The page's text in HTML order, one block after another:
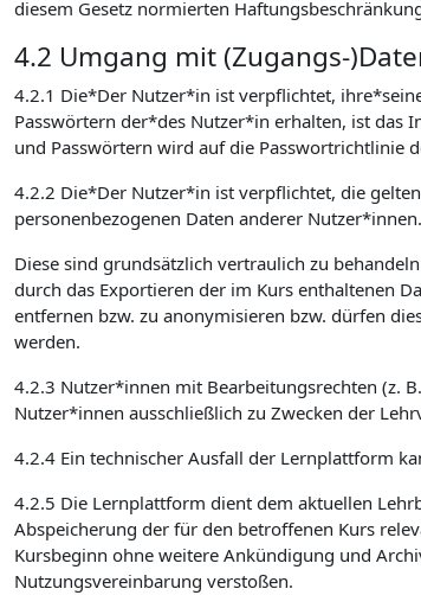
diesem Gesetz normierten
4.2 Umgang mit (Zugangs-
4.2.1 Die*Der Nutzer*in ist verpflichtet,
Passwörtern der*des Nutzer*in erhalten, ist das
und Passwörtern wird auf die Passwortrichtlinie
4.2.2 Die*Der Nutzer*in ist verpflichtet, die
personenbezogenen Daten anderer Nutzer*innen.
Diese sind grundsätzlich vertraulich zu
durch das Exportieren der im Kurs enthaltenen
entfernen bzw. zu anonymisieren bzw. dürfen
werden.
4.2.3 Nutzer*innen mit Bearbeitungsrechten (z.
Nutzer*innen ausschließlich zu Zwecken der
4.2.4 Ein technischer Ausfall der Lernplattform
4.2.5 Die Lernplattform dient dem aktuellen
Abspeicherung der für den betroffenen Kurs
Kursbeginn ohne weitere Ankündigung und
Nutzungsvereinbarung verstoßen.